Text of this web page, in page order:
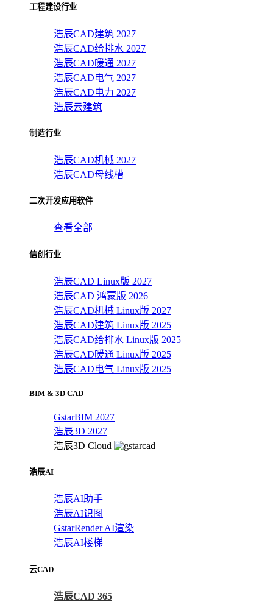
工程建设行业
浩辰CAD建筑 2027
浩辰CAD给排水 2027
浩辰CAD暖通 2027
浩辰CAD电气 2027
浩辰CAD电力 2027
浩辰云建筑
制造行业
浩辰CAD机械 2027
浩辰CAD母线槽
二次开发应用软件
查看全部
信创行业
浩辰CAD Linux版 2027
浩辰CAD 鸿蒙版 2026
浩辰CAD机械 Linux版 2027
浩辰CAD建筑 Linux版 2025
浩辰CAD给排水 Linux版 2025
浩辰CAD暖通 Linux版 2025
浩辰CAD电气 Linux版 2025
BIM & 3D CAD
GstarBIM 2027
浩辰3D 2027
浩辰3D Cloud
浩辰AI
浩辰AI助手
浩辰AI识图
GstarRender AI渲染
浩辰AI楼梯
云CAD
浩辰CAD 365